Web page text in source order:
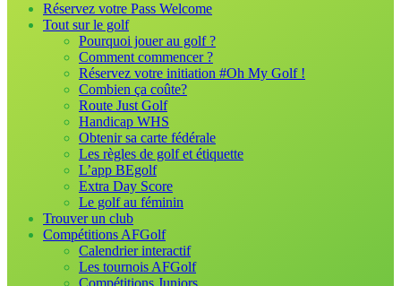
Réservez votre Pass Welcome
Tout sur le golf
Pourquoi jouer au golf ?
Comment commencer ?
Réservez votre initiation #Oh My Golf !
Combien ça coûte?
Route Just Golf
Handicap WHS
Obtenir sa carte fédérale
Les règles de golf et étiquette
L’app BEgolf
Extra Day Score
Le golf au féminin
Trouver un club
Compétitions AFGolf
Calendrier interactif
Les tournois AFGolf
Compétitions Juniors